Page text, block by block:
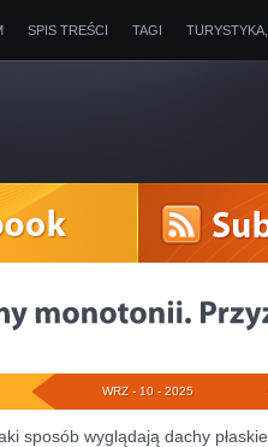
SPIS TREŚCI TAGI
WRZ - 10 - 2025
sposób wyglądają dachy